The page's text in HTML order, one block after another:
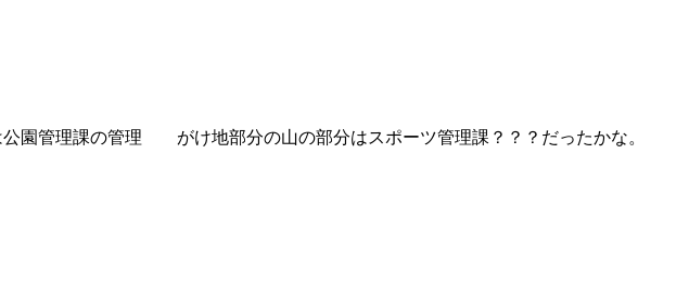
園管理課の管理 がけ地部分の山の部分はスポーツ管理課？？？だったかな。